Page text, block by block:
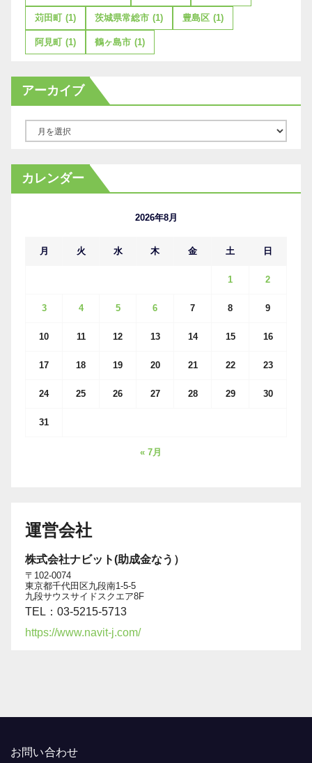
苅田町 (1) 茨城県常総市 (1) 豊島区 (1)
阿見町 (1) 鶴ヶ島市 (1)
アーカイブ
カ
イ
カレンダー
2026年8月
月 火 水 木 金 土 日
1 2
3 4 5 6 7 8 9
10 11 12 13 14 15 16
17 18 19 20 21 22 23
24 25 26 27 28 29 30
31
« 7月
運営会社
株式会社ナビット(助成金なう）
〒102-0074
東京都千代田区九段南1-5-5
九段サウスサイドスクエア8F
TEL：03-5215-5713
https://www.navit-j.com/
お問い合わせ